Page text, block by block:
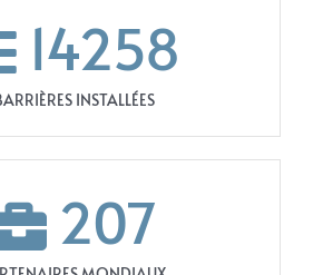
14258
INSTALLÉES
207